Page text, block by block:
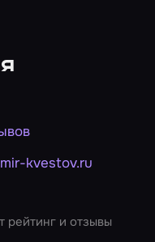
kvestov.ru
рейтинг и отзывы